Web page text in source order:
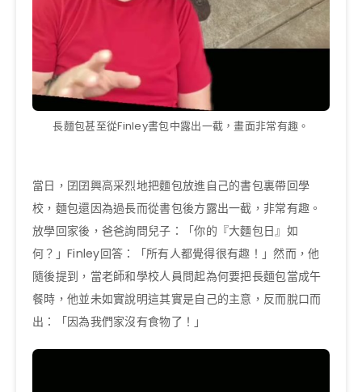
長麵包甚至從Finley書包中露出一截，畫面非常有趣。
當日，囝囝興高采烈地把麵包放進自己的書包裏帶回學
校，麵包還因為過長而從書包後方露出一截，非常有趣。
放學回家後，爸爸詢問兒子：「你的『大麵包日』如
何？」Finley回答：「所有人都覺得很有趣！」然而，他
隨後提到，當老師和學校人員問起為何要把長麵包當成午
餐時，他並未如實說明這其實是自己的主意，反而脫口而
出：「因為我們家沒有食物了！」